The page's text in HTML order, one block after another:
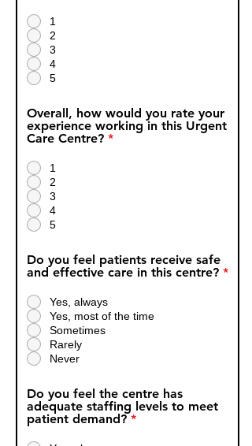
1
2
3
4
5
Overall, how would you rate your
experience working in this Urgent
Care Centre? *
1
2
3
4
5
Do you feel patients receive safe
and effective care in this centre? *
Yes, always
Yes, most of the time
Sometimes
Rarely
Never
Do you feel the centre has
adequate staffing levels to meet
patient demand? *